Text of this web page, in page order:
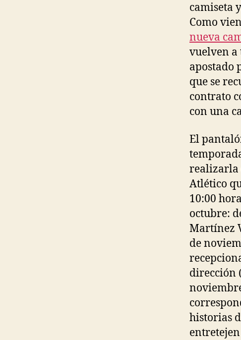
camiseta
Como
nueva
vuelven a
apostado
que se
contrato
con una
El
realizarla
Atlético
10:00
octubre:
Martínez
de
dirección
historias